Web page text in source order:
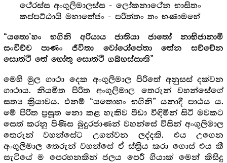
ථේරස්ස අංගුලිමාලස්ස - ලෝකනාථේන භාසිතං
කප්පට්ඨායි මහාතේජං - පරිත්තං තං භණාමහේ
“යතො’හං භගිනි අරියාය ජාතියා ජාතෝ නාභිජානාමි
සංචිච්ච පාණං ජීවිතා වෝරෝපේතා තේන සච්චේන
සොත්ථි තේ හෝතු සොත්ථි ගබ්භස්සාති”
මෙහි මුල ගාථා දෙක අංගුලිමාල පිරිතේ අනුසස් දක්වන
ගාථාය. නියමිත පිරිත අංගුලිමාල තෙරුන් වහන්සේගේ
සත්‍ය ක්‍රියාවය. එනම් “යතොහං භගිනි” යනාදී පාඨය ය.
මේ පිරිත ප්‍රසූත නො කළ හැකිව පීඩා විඳිමින් සිටි මවකට
සෙත් කරනු පිණිස බුදුරජාණන් වහන්සේ විසින් අංගුලිමාල
තෙරුන් වහන්සේට උගන්වන ලද්දකි. එය උගෙන
අංගුලිමාල තෙරුන් වහන්සේ ඒ ස්ත්‍රිය කරා ගොස් එය කී
සැටියේ ම පෙරහනකින් ජලය පෙරී ගියාක් මෙන් කිසිදු